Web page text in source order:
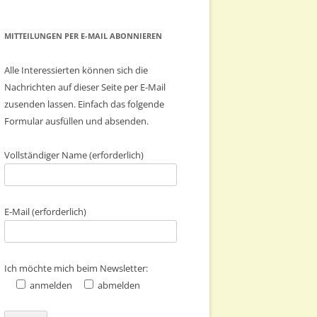
MITTEILUNGEN PER E-MAIL ABONNIEREN
Alle Interessierten können sich die
Nachrichten auf dieser Seite per E-Mail
zusenden lassen. Einfach das folgende
Formular ausfüllen und absenden.
Vollständiger Name (erforderlich)
E-Mail (erforderlich)
Ich möchte mich beim Newsletter:
anmelden
abmelden